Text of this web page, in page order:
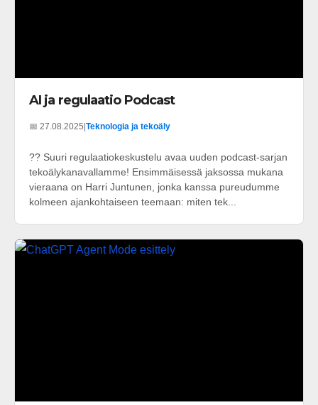
AI ja regulaatio Podcast
📅 27.08.2025 Teknologia ja tekoäly
?? Suuri regulaatiokeskustelu avaa uuden podcast-sarjan
tekoälykanavallamme! Ensimmäisessä jaksossa mukana
vieraana on Harri Juntunen, jonka kanssa pureudumme
kolmeen ajankohtaiseen teemaan: miten tek...